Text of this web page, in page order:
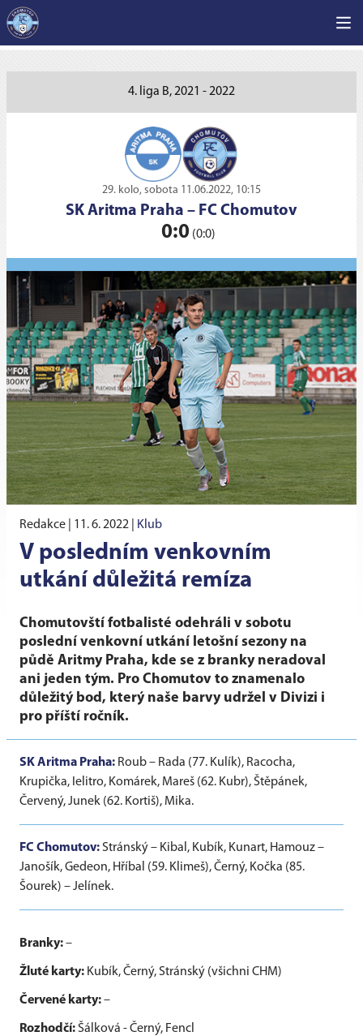
4. liga B, 2021 - 2022
29. kolo, sobota 11.06.2022, 10:15
SK Aritma Praha – FC Chomutov
0:0 (0:0)
Redakce | 11. 6. 2022 Klub
V posledním venkovním
utkání důležitá remíza
Chomutovští fotbalisté odehráli v sobotu
poslední venkovní utkání letošní sezony na
půdě Aritmy Praha, kde se z branky neradoval
ani jeden tým. Pro Chomutov to znamenalo
důležitý bod, který naše barvy udržel v Divizi i
pro příští ročník.
SK Aritma Praha: Roub – Rada (77. Kulík), Racocha,
Krupička, Ielitro, Komárek, Mareš (62. Kubr), Štěpánek,
Červený, Junek (62. Kortiš), Mika.
FC Chomutov: Stránský – Kibal, Kubík, Kunart, Hamouz –
Janošík, Gedeon, Hříbal (59. Klimeš), Černý, Kočka (85.
Šourek) – Jelínek.
Branky:–
Žluté karty: Kubík, Černý, Stránský (všichni CHM)
Červené karty:–
Rozhodčí: Šálková - Černý, Fencl